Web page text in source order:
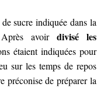
sucre indiquée dans la
avoir divisé les
étaient indiquées pour
sur les temps de repos
préconise de préparer la